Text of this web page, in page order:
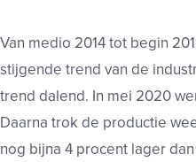
Van medio 2014 tot begin
stijgende trend van de
trend dalend. In mei 2020
Daarna trok de productie
nog bijna 4 procent lager